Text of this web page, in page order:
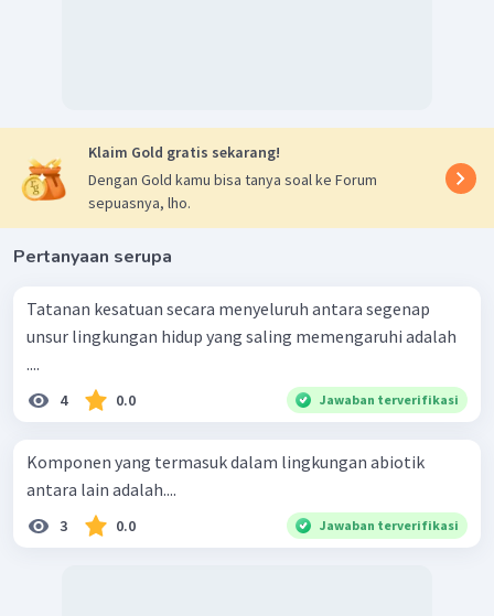
Klaim Gold gratis sekarang!
Dengan Gold kamu bisa tanya soal ke Forum
sepuasnya, lho.
Pertanyaan serupa
Tatanan kesatuan secara menyeluruh antara segenap
unsur lingkungan hidup yang saling memengaruhi adalah
....
4 0.0 Jawaban terverifikasi
Komponen yang termasuk dalam lingkungan abiotik
antara lain adalah....
3 0.0 Jawaban terverifikasi